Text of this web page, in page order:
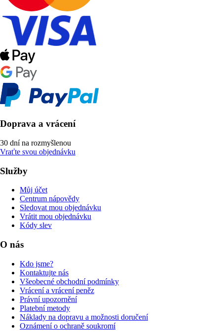
Doprava a vrácení
30 dní na rozmyšlenou
Vraťte svou objednávku
Služby
Můj účet
Centrum nápovědy
Sledovat mou objednávku
Vrátit mou objednávku
Kódy slev
O nás
Kdo jsme?
Kontaktujte nás
Všeobecné obchodní podmínky
Vrácení a vrácení peněz
Právní upozornění
Platební metody
Náklady na dopravu a možnosti doručení
Oznámení o ochraně soukromí